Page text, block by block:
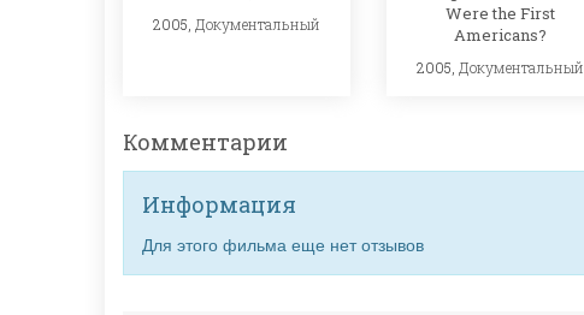
2005, Документальный
Were the First
Americans?
2005, Документальный
Комментарии
Информация
Для этого фильма еще нет отзывов